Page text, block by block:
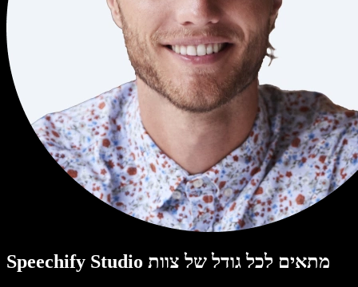
Speechify Studio מתאים לכל גודל של צוות